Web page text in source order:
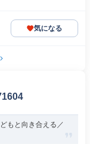
気になる
もと向き合える／